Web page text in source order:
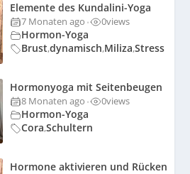
Elemente des Kundalini-Yoga
7 Monaten ago • 0views
Hormon-Yoga
Brust,dynamisch,Miliza,Stress
Hormonyoga mit Seitenbeugen
8 Monaten ago • 0views
Hormon-Yoga
Cora,Schultern
Hormone aktivieren und Rücken